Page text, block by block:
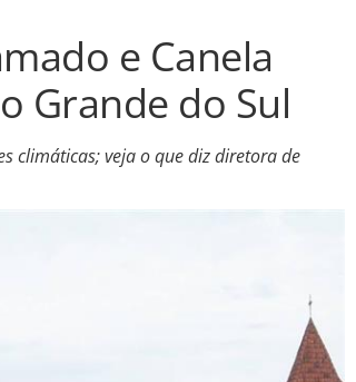
e Canela
Grande do Sul
climáticas; veja o que diz diretora de